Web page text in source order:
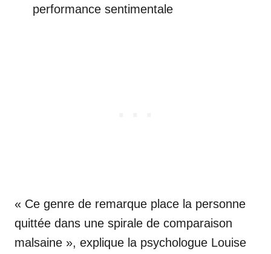
performance sentimentale
« Ce genre de remarque place la personne
quittée dans une spirale de comparaison
malsaine », explique la psychologue Louise